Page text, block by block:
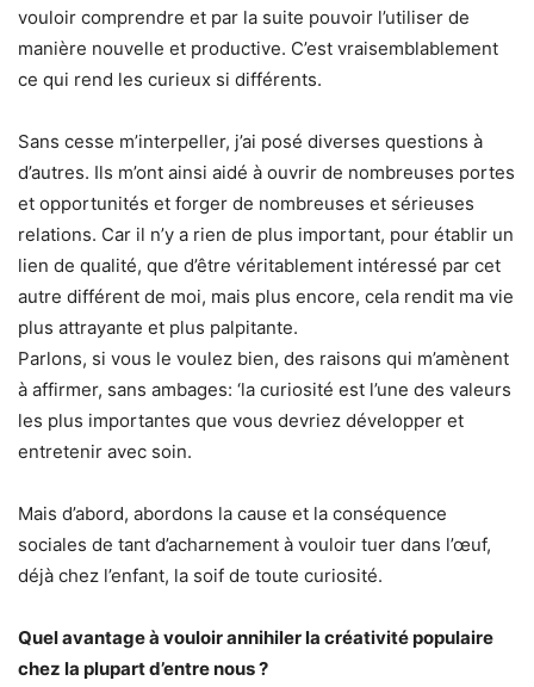
vouloir comprendre et par la suite pouvoir l’utiliser de
manière nouvelle et productive. C’est vraisemblablement
ce qui rend les curieux si différents.
Sans cesse m’interpeller, j’ai posé diverses questions à
d’autres. Ils m’ont ainsi aidé à ouvrir de nombreuses portes
et opportunités et forger de nombreuses et sérieuses
relations. Car il n’y a rien de plus important, pour établir un
lien de qualité, que d’être véritablement intéressé par cet
autre différent de moi, mais plus encore, cela rendit ma vie
plus attrayante et plus palpitante.
Parlons, si vous le voulez bien, des raisons qui m’amènent
à affirmer, sans ambages: ‘la curiosité est l’une des valeurs
les plus importantes que vous devriez développer et
entretenir avec soin.
Mais d’abord, abordons la cause et la conséquence
sociales de tant d’acharnement à vouloir tuer dans l’œuf,
déjà chez l’enfant, la soif de toute curiosité.
Quel avantage à vouloir annihiler la créativité populaire
chez la plupart d’entre nous ?